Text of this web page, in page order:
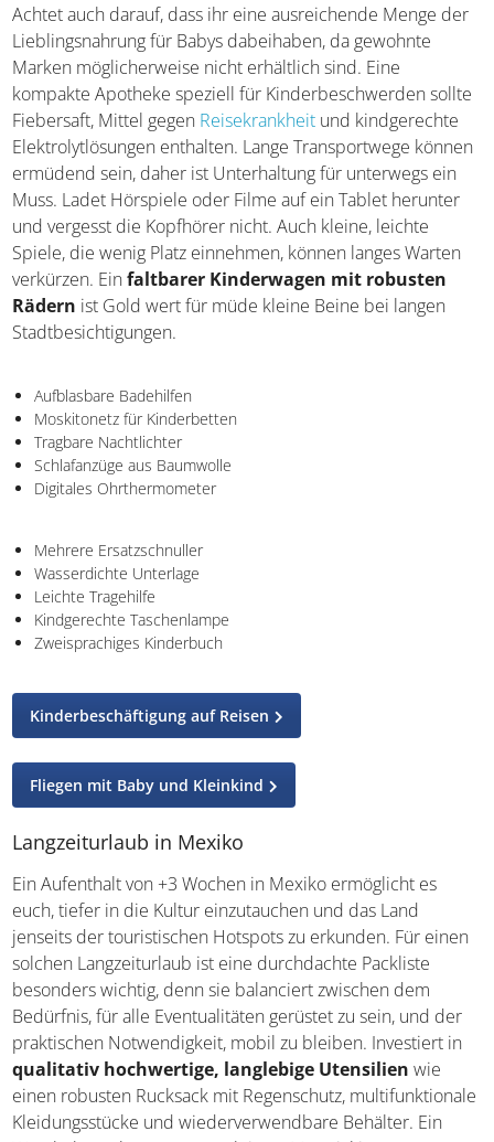
Achtet auch darauf, dass ihr eine ausreichende Menge der
Lieblingsnahrung für Babys dabeihaben, da gewohnte
Marken möglicherweise nicht erhältlich sind. Eine
kompakte Apotheke speziell für Kinderbeschwerden sollte
Fiebersaft, Mittel gegen Reisekrankheit und kindgerechte
Elektrolytlösungen enthalten. Lange Transportwege können
ermüdend sein, daher ist Unterhaltung für unterwegs ein
Muss. Ladet Hörspiele oder Filme auf ein Tablet herunter
und vergesst die Kopfhörer nicht. Auch kleine, leichte
Spiele, die wenig Platz einnehmen, können langes Warten
verkürzen. Einfaltbarer Kinderwagen mit robusten
Rädern ist Gold wert für müde kleine Beine bei langen
Stadtbesichtigungen.
Aufblasbare Badehilfen
Moskitonetz für Kinderbetten
Tragbare Nachtlichter
Schlafanzüge aus Baumwolle
Digitales Ohrthermometer
Mehrere Ersatzschnuller
Wasserdichte Unterlage
Leichte Tragehilfe
Kindgerechte Taschenlampe
Zweisprachiges Kinderbuch
Kinderbeschäftigung auf Reisen
Fliegen mit Baby und Kleinkind
Langzeiturlaub in Mexiko
Ein Aufenthalt von +3 Wochen in Mexiko ermöglicht es
euch, tiefer in die Kultur einzutauchen und das Land
jenseits der touristischen Hotspots zu erkunden. Für einen
solchen Langzeiturlaub ist eine durchdachte Packliste
besonders wichtig, denn sie balanciert zwischen dem
Bedürfnis, für alle Eventualitäten gerüstet zu sein, und der
praktischen Notwendigkeit, mobil zu bleiben. Investiert in
qualitativ hochwertige, langlebige Utensilien wie
einen robusten Rucksack mit Regenschutz, multifunktionale
Kleidungsstücke und wiederverwendbare Behälter. Ein